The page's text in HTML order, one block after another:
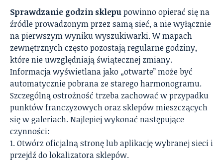
Sprawdzanie godzin sklepupowinno opierać się na
źródle prowadzonym przez samą sieć, a nie wyłącznie
na pierwszym wyniku wyszukiwarki. W mapach
zewnętrznych często pozostają regularne godziny,
które nie uwzględniają świątecznej zmiany.
Informacja wyświetlana jako „otwarte” może być
automatycznie pobrana ze starego harmonogramu.
Szczególną ostrożność trzeba zachować w przypadku
punktów franczyzowych oraz sklepów mieszczących
się w galeriach. Najlepiej wykonać następujące
czynności:
Otwórz oficjalną stronę lub aplikację wybranej sieci i
przejdź do lokalizatora sklepów.